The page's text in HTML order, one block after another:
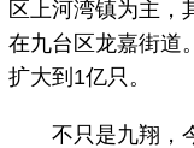
区上河湾镇为主，
在九台区龙嘉街道
扩大到1亿只。
不只是九翔，今